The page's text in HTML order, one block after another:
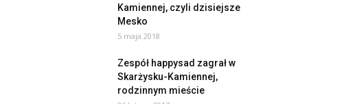
Kamiennej, czyli dzisiejsze
Mesko
5 maja 2018
Zespół happysad zagrał w
Skarżysku-Kamiennej,
rodzinnym mieście